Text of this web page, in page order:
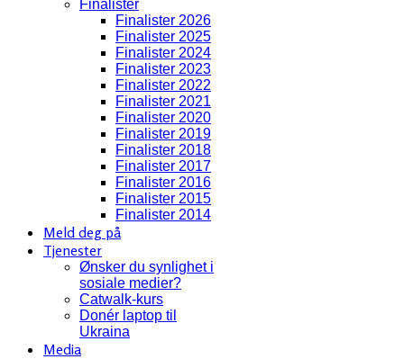
Finalister
Finalister 2026
Finalister 2025
Finalister 2024
Finalister 2023
Finalister 2022
Finalister 2021
Finalister 2020
Finalister 2019
Finalister 2018
Finalister 2017
Finalister 2016
Finalister 2015
Finalister 2014
Meld deg på
Tjenester
Ønsker du synlighet i
sosiale medier?
Catwalk-kurs
Donér laptop til
Ukraina
Media